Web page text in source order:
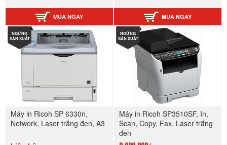
MUA NGAY MUA NGAY
NGỪNG
SẢN XUẤT
Máy in Ricoh SP 6330n,
Network, Laser trắng đen, A3
NGỪNG
SẢN XUẤT
Máy in Ricoh SP3510SF, In,
Scan, Copy, Fax, Laser trắng
đen